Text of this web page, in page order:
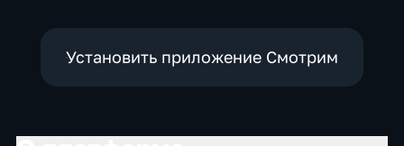
Установить приложение Смотрим